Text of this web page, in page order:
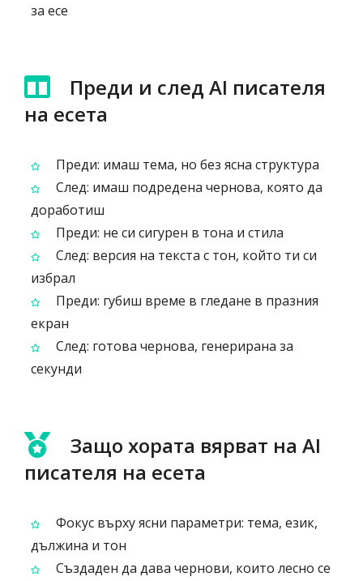
за есе
Преди и след AI писателя
на есета
Преди: имаш тема, но без ясна структура
След: имаш подредена чернова, която да
доработиш
Преди: не си сигурен в тона и стила
След: версия на текста с тон, който ти си
избрал
Преди: губиш време в гледане в празния
екран
След: готова чернова, генерирана за
секунди
Защо хората вярват на AI
писателя на есета
Фокус върху ясни параметри: тема, език,
дължина и тон
Създаден да дава чернови, които лесно се